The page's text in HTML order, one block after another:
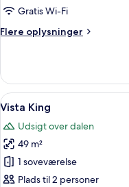
Gratis Wi-Fi
Flere oplysninger
Flere
Queen
Queen
Indlæs
alle
billeder
af
Vista
King
4
Vista King
Udsigt over dalen
49 m²
1 soveværelse
Plads til 2 personer